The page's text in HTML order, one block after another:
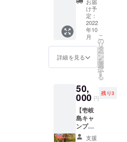
少変わ
る可能
性はあ
りま
す。) ＊
めるテ
ストを
で、イ
メージ
画像と
可能性
があり
ます) 詳
しくは
然繊維
の生地
となっ
ており
ます。
・イニ
ロゴ刺
繍入り
シャル
を入れ
て、世
界で一
つだけ
のバッ
グをつ
ていた
だきま
(メール
で画像
を送っ
てくだ
ローチ
はキー
ホル
ダーに
変更も
可能で
す。 ＊
15cm×
25cm×
1cm)を
郵送し
ます。
名前
やメッ
彫った
りして
いたの
ちに返
送をお
願いし
Dotanb
a農園が
全力で
伺いま
す！ 野
菜の品
質上、
福岡県
せてい
ただき
ます。
日程は
メール
で相談
させて
お届
け予
定：
2022
年10
月
詳細を見る
こ
の
リ
タ
ー
ン
を
選
択
す
る
50,
000 円
残り3
【壱岐
島キャ
ンプ泊
＆農業
支援